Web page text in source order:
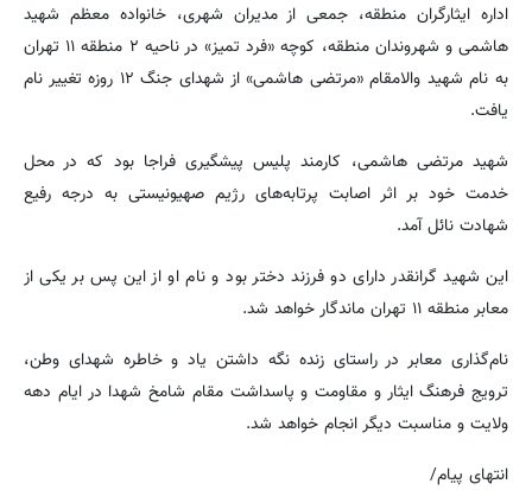
اداره ایثارگران منطقه، جمعی از مدیران شهری، خانواده معظم شهید
هاشمی و شهروندان منطقه، کوچه «فرد تمیز» در ناحیه ۲ منطقه ۱۱ تهران
به نام شهید والامقام «مرتضی هاشمی» از شهدای جنگ ۱۲ روزه تغییر نام
یافت.
شهید مرتضی هاشمی، کارمند پلیس پیشگیری فراجا بود که در محل
خدمت خود بر اثر اصابت پرتابه‌های رژیم صهیونیستی به درجه رفیع
شهادت نائل آمد.
این شهید گرانقدر دارای دو فرزند دختر بود و نام او از این پس بر یکی از
معابر منطقه ۱۱ تهران ماندگار خواهد شد.
نام‌گذاری معابر در راستای زنده نگه داشتن یاد و خاطره شهدای وطن،
ترویج فرهنگ ایثار و مقاومت و پاسداشت مقام شامخ شهدا در ایام دهه
ولایت و مناسبت دیگر انجام خواهد شد.
انتهای پیام/